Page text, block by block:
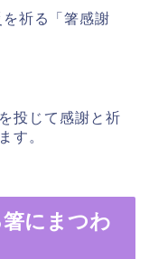
祈る「箸感謝
投じて感謝と祈
す。
箸にまつわ